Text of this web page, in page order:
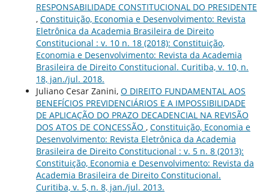
RESPONSABILIDADE CONSTITUCIONAL DO PRESIDENTE
, Constituição, Economia e Desenvolvimento: Revista
Eletrônica da Academia Brasileira de Direito
Constitucional : v. 10 n. 18 (2018): Constituição,
Economia e Desenvolvimento: Revista da Academia
Brasileira de Direito Constitucional. Curitiba, v. 10, n.
18, jan./jul. 2018.
Juliano Cesar Zanini, O DIREITO FUNDAMENTAL AOS
BENEFÍCIOS PREVIDENCIÁRIOS E A IMPOSSIBILIDADE
DE APLICAÇÃO DO PRAZO DECADENCIAL NA REVISÃO
DOS ATOS DE CONCESSÃO , Constituição, Economia e
Desenvolvimento: Revista Eletrônica da Academia
Brasileira de Direito Constitucional : v. 5 n. 8 (2013):
Constituição, Economia e Desenvolvimento: Revista da
Academia Brasileira de Direito Constitucional.
Curitiba, v. 5, n. 8, jan./jul. 2013.